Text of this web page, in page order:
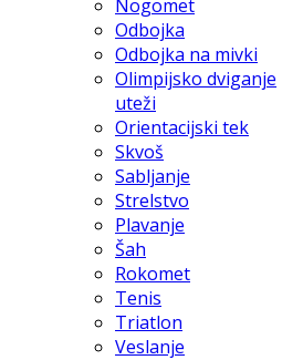
Nogomet
Odbojka
Odbojka na mivki
Olimpijsko dviganje
uteži
Orientacijski tek
Skvoš
Sabljanje
Strelstvo
Plavanje
Šah
Rokomet
Tenis
Triatlon
Veslanje